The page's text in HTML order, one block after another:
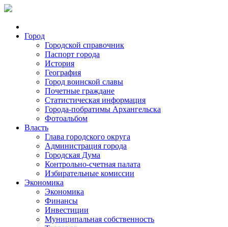
Город
Городской справочник
Паспорт города
История
География
Город воинской славы
Почетные граждане
Статистическая информация
Города-побратимы Архангельска
Фотоальбом
Власть
Глава городского округа
Администрация города
Городская Дума
Контрольно-счетная палата
Избирательные комиссии
Экономика
Экономика
Финансы
Инвестиции
Муниципальная собственность